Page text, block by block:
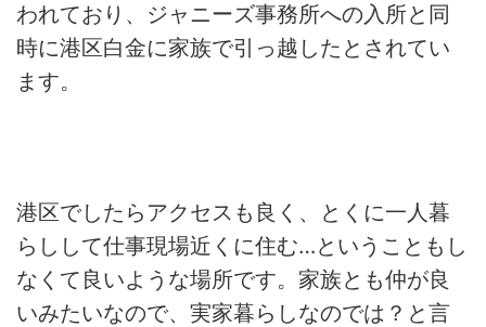
われており、ジャニーズ事務所への入所と同
時に港区白金に家族で引っ越したとされてい
ます。
港区でしたらアクセスも良く、とくに一人暮
らしして仕事現場近くに住む…ということもし
なくて良いような場所です。家族とも仲が良
いみたいなので、実家暮らしなのでは？と言